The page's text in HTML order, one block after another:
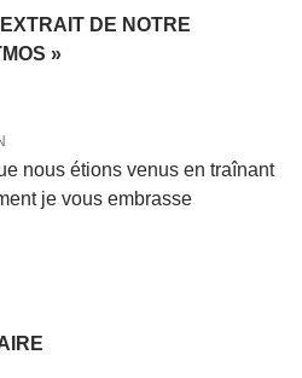
DE NOTRE
»
nous étions venus en traînant
je vous embrasse